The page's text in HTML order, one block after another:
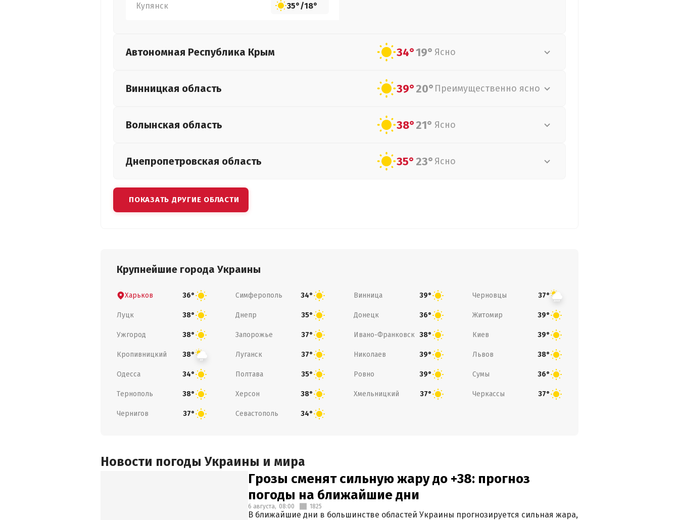
Купянск 35°/18°
Автономная Республика Крым 34°19° Ясно
Винницкая область 39°20° Преимущественно ясно
Волынская область 38°21° Ясно
Днепропетровская область 35°23° Ясно
ПОКАЗАТЬ ДРУГИЕ ОБЛАСТИ
Крупнейшие города Украины
Харьков 36° Симферополь 34° Винница 39° Черновцы 37°
Луцк 38° Днепр 35° Донецк 36° Житомир 39°
Ужгород 38° Запорожье 37° Ивано-Франковск 38° Киев 39°
Кропивницкий 38° Луганск 37° Николаев 39° Львов 38°
Одесса 34° Полтава 35° Ровно 39° Сумы 36°
Тернополь 38° Херсон 38° Хмельницкий 37° Черкассы 37°
Чернигов 37° Севастополь 34°
Новости погоды Украины и мира
Грозы сменят сильную жару до +38: прогноз
погоды на ближайшие дни
6 августа, 08:00 1825
В ближайшие дни в большинстве областей Украины прогнозируется сильная жара,